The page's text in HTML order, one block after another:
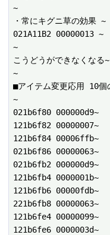
~
・常にキグニ草の効果 ~
021A11B2 00000013 ~
~
こうどうができなくなる~
~
■アイテム変更応用 10
~
021b6f80 000000d9~
121b6f82 00000007~
121b6f84 00006ffb~
021b6f86 00000063~
021b6fb2 000000d9~
121b6fb4 0000001b~
121b6fb6 00000fdb~
221b6fb8 00000063~
121b6fe4 00000099~
121b6fe6 0000003d~